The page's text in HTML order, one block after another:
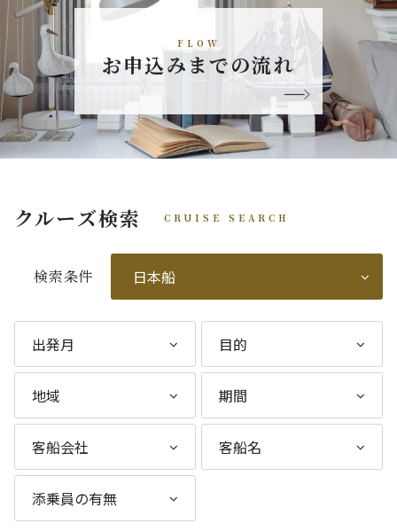
FLOW
お申込みまでの流れ
クルーズ検索 CRUISE SEARCH
検索条件